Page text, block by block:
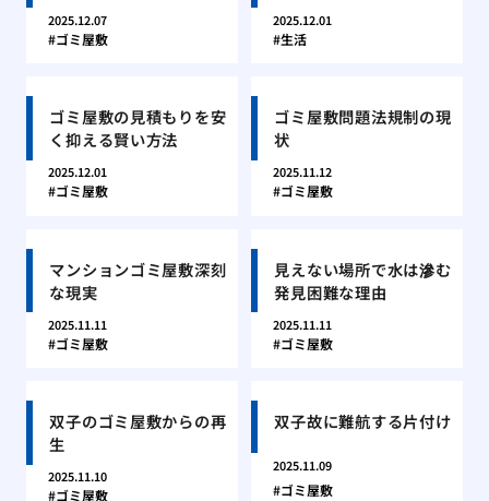
2025.12.07
ゴミ屋敷
2025.12.01
生活
ゴミ屋敷の見積もりを安
く抑える賢い方法
2025.12.01
ゴミ屋敷
ゴミ屋敷問題法規制の現
状
2025.11.12
ゴミ屋敷
マンションゴミ屋敷深刻
な現実
2025.11.11
ゴミ屋敷
見えない場所で水は滲む
発見困難な理由
2025.11.11
ゴミ屋敷
双子のゴミ屋敷からの再
生
2025.11.10
ゴミ屋敷
双子故に難航する片付け
2025.11.09
ゴミ屋敷